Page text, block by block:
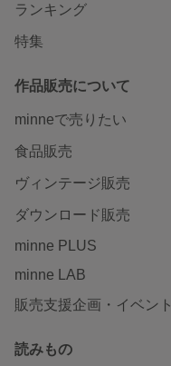
ランキング
特集
作品販売について
minneで売りたい
食品販売
ヴィンテージ販売
ダウンロード販売
minne PLUS
minne LAB
販売支援企画・イベント
読みもの